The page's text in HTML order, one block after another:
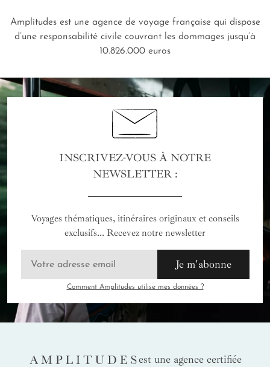
Amplitudes est une agence de voyage française qui dispose
d’une responsabilité civile couvrant les dommages jusqu’à
10.826.000 euros
INSCRIVEZ-VOUS À NOTRE
NEWSLETTER :
Voyages thématiques, itinéraires originaux et conseils
exclusifs... Recevez notre newsletter
Je m'abonne
Comment Amplitudes utilise mes données ?
AMPLITUDES
est une agence certifiée